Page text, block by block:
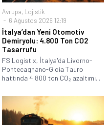
Avrupa, Lojistik
6 Ağustos 2026 12:19
İtalya’dan Yeni Otomotiv
Demiryolu: 4.800 Ton CO2
Tasarrufu
FS Logistix, İtalya'da Livorno-
Pontecagnano-Gioia Tauro
hattında 4.800 ton CO₂ azaltımı...